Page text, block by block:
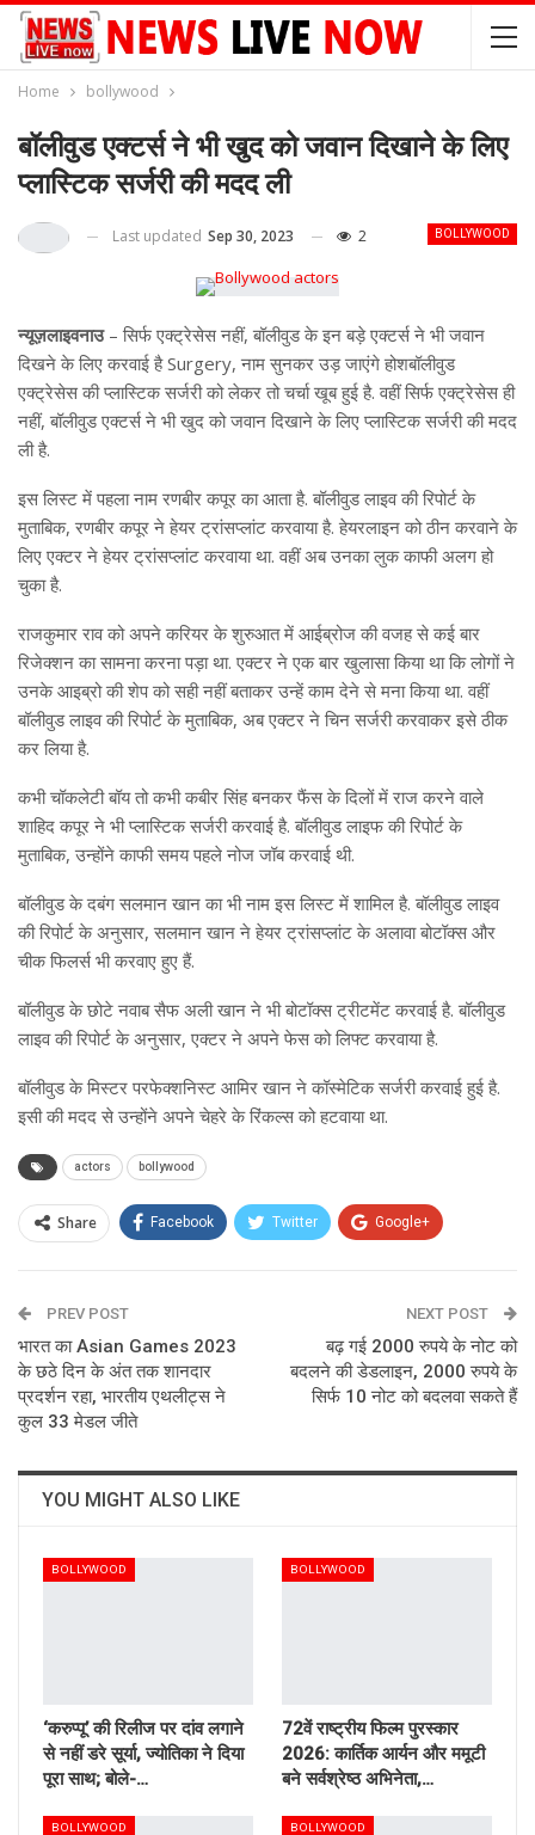
Home bollywood
बॉलीवुड एक्टर्स ने भी खुद को जवान दिखाने के लिए
प्लास्टिक सर्जरी की मदद ली
BOLLYWOOD
Last updated Sep 30, 2023 2
न्यूज़लाइवनाउ– सिर्फ एक्ट्रेसेस नहीं, बॉलीवुड के इन बड़े एक्टर्स ने भी जवान
दिखने के लिए करवाई है Surgery, नाम सुनकर उड़ जाएंगे होशबॉलीवुड
एक्ट्रेसेस की प्लास्टिक सर्जरी को लेकर तो चर्चा खूब हुई है. वहीं सिर्फ एक्ट्रेसेस ही
नहीं, बॉलीवुड एक्टर्स ने भी खुद को जवान दिखाने के लिए प्लास्टिक सर्जरी की मदद
ली है.
इस लिस्ट में पहला नाम रणबीर कपूर का आता है. बॉलीवुड लाइव की रिपोर्ट के
मुताबिक, रणबीर कपूर ने हेयर ट्रांसप्लांट करवाया है. हेयरलाइन को ठीन करवाने के
लिए एक्टर ने हेयर ट्रांसप्लांट करवाया था. वहीं अब उनका लुक काफी अलग हो
चुका है.
राजकुमार राव को अपने करियर के शुरुआत में आईब्रोज की वजह से कई बार
रिजेक्शन का सामना करना पड़ा था. एक्टर ने एक बार खुलासा किया था कि लोगों ने
उनके आइब्रो की शेप को सही नहीं बताकर उन्हें काम देने से मना किया था. वहीं
बॉलीवुड लाइव की रिपोर्ट के मुताबिक, अब एक्टर ने चिन सर्जरी करवाकर इसे ठीक
कर लिया है.
कभी चॉकलेटी बॉय तो कभी कबीर सिंह बनकर फैंस के दिलों में राज करने वाले
शाहिद कपूर ने भी प्लास्टिक सर्जरी करवाई है. बॉलीवुड लाइफ की रिपोर्ट के
मुताबिक, उन्होंने काफी समय पहले नोज जॉब करवाई थी.
बॉलीवुड के दबंग सलमान खान का भी नाम इस लिस्ट में शामिल है. बॉलीवुड लाइव
की रिपोर्ट के अनुसार, सलमान खान ने हेयर ट्रांसप्लांट के अलावा बोटॉक्स और
चीक फिलर्स भी करवाए हुए हैं.
बॉलीवुड के छोटे नवाब सैफ अली खान ने भी बोटॉक्स ट्रीटमेंट करवाई है. बॉलीवुड
लाइव की रिपोर्ट के अनुसार, एक्टर ने अपने फेस को लिफ्ट करवाया है.
बॉलीवुड के मिस्टर परफेक्शनिस्ट आमिर खान ने कॉस्मेटिक सर्जरी करवाई हुई है.
इसी की मदद से उन्होंने अपने चेहरे के रिंकल्स को हटवाया था.
actors bollywood
Share Facebook Twitter Google+
Email
PREV POST
भारत का Asian Games 2023
के छठे दिन के अंत तक शानदार
प्रदर्शन रहा, भारतीय एथलीट्स ने
कुल 33 मेडल जीते
NEXT POST
बढ़ गई 2000 रुपये के नोट को
बदलने की डेडलाइन, 2000 रुपये के
सिर्फ 10 नोट को बदलवा सकते हैं
YOU MIGHT ALSO LIKE
BOLLYWOOD
‘करुप्पू’ की रिलीज पर दांव लगाने
से नहीं डरे सूर्या, ज्योतिका ने दिया
पूरा साथ; बोले-…
BOLLYWOOD
72वें राष्ट्रीय फिल्म पुरस्कार
2026: कार्तिक आर्यन और ममूटी
बने सर्वश्रेष्ठ अभिनेता,…
BOLLYWOOD BOLLYWOOD